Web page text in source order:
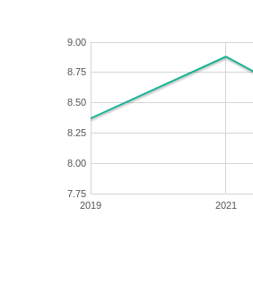
2019 2021
7.75
8.00
8.25
8.50
8.75
9.00